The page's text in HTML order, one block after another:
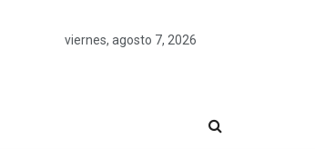
viernes, agosto 7, 2026